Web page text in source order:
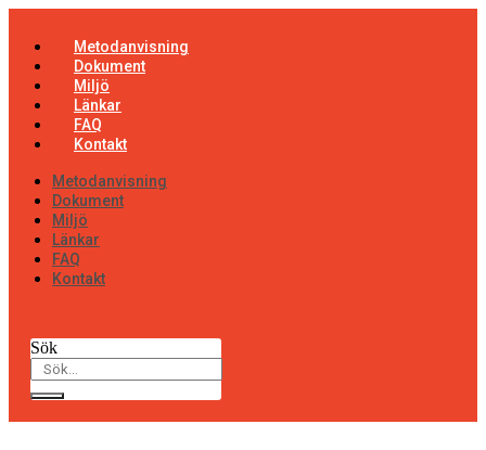
innehåll
Metodanvisning
Dokument
Miljö
Länkar
FAQ
Kontakt
Metodanvisning
Dokument
Miljö
Länkar
FAQ
Kontakt
Sök